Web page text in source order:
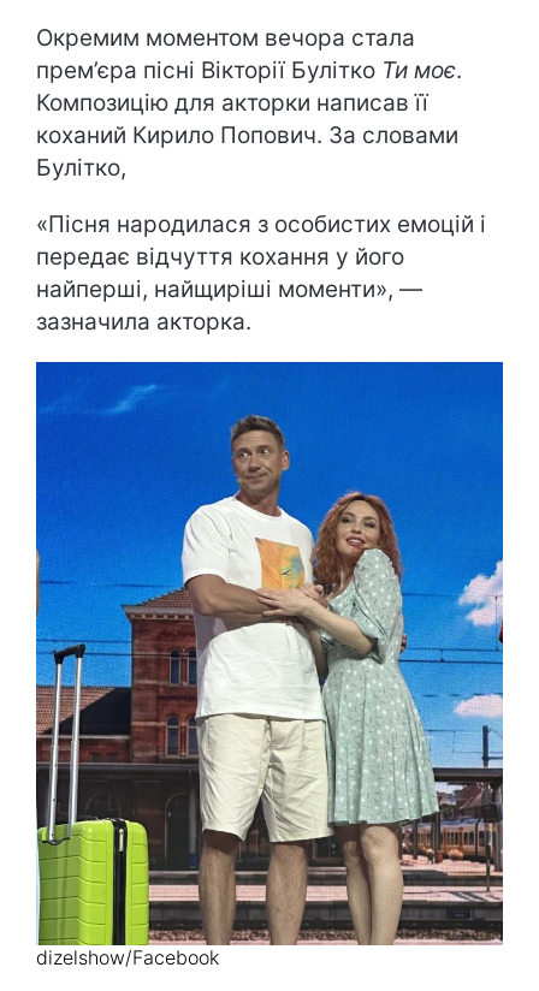
Окремим моментом вечора стала
прем’єра пісні Вікторії Булітко Ти моє.
Композицію для акторки написав її
коханий Кирило Попович. За словами
Булітко,
«Пісня народилася з особистих емоцій і
передає відчуття кохання у його
найперші, найщиріші моменти», —
зазначила акторка.
dizelshow/Facebook